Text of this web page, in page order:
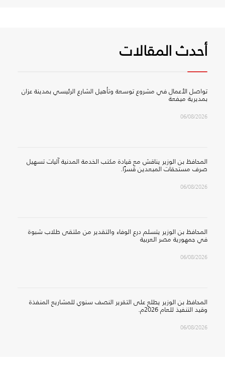
أحدث المقالات
تواصل الأعمال في مشروع توسعة وتأهيل الشارع الرئيسي بمدينة عزان
بمديرية ميفعة
06/08/2026
المحافظ بن الوزير يناقش مع قيادة مكتب الخدمة المدنية آليات تسهيل
صرف مستحقات المبعدين قسرًا.
06/08/2026
المحافظ بن الوزير يتسلم درع الوفاء والتقدير من ملتقى طلاب شبوة
في جمهورية مصر العربية
06/08/2026
المحافظ بن الوزير يطلع على التقرير النصف سنوي للمشاريع المنفذة
وقيد التنفيذ للعام 2026م.
06/08/2026